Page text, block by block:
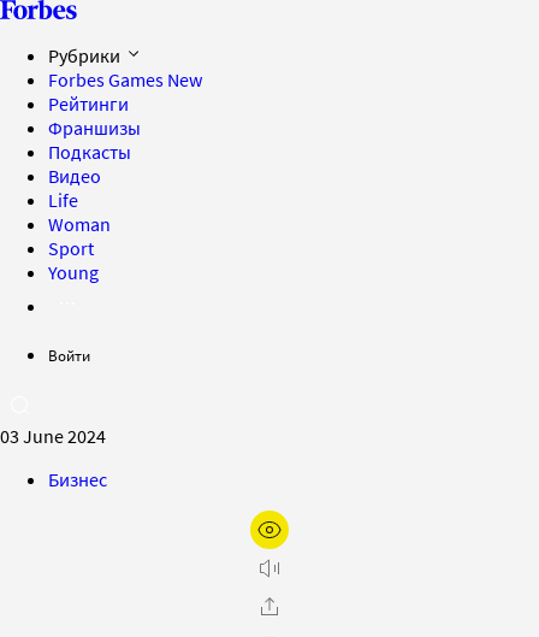
Рубрики
Forbes Games New
Рейтинги
Франшизы
Подкасты
Видео
Life
Woman
Sport
Young
Войти
03 June 2024
Бизнес